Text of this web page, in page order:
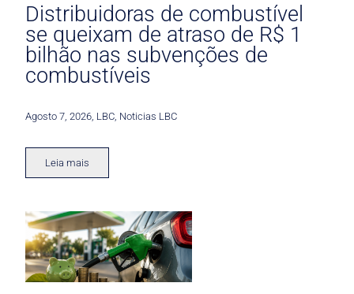
Distribuidoras de combustível
se queixam de atraso de R$ 1
bilhão nas subvenções de
combustíveis
Agosto 7, 2026 LBC Noticias LBC
Leia mais